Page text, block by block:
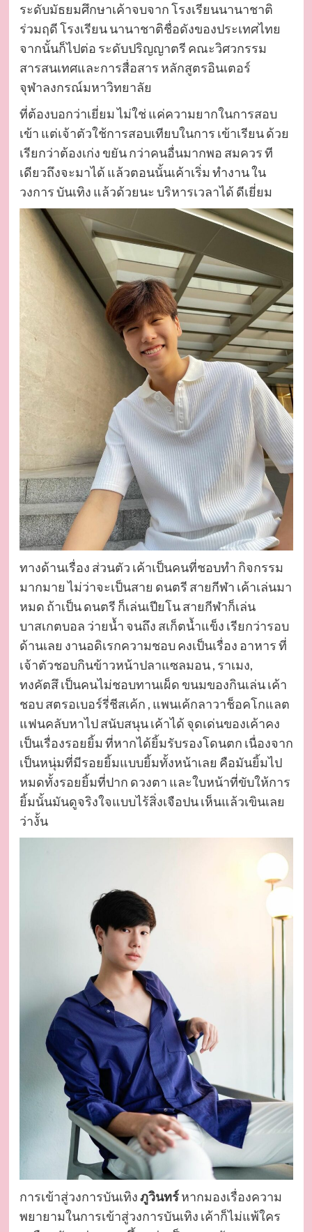
ระดับมัธยมศึกษาเค้าจบจาก โรงเรียนนานาชาติ
ร่วมฤดี โรงเรียน นานาชาติชื่อดังของประเทศไทย
จากนั้นก็ไปต่อ ระดับปริญญาตรี คณะวิศวกรรม
สารสนเทศและการสื่อสาร หลักสูตรอินเตอร์
จุฬาลงกรณ์มหาวิทยาลัย
ที่ต้องบอกว่าเยี่ยม ไม่ใช่ แค่ความยากในการสอบ
เข้า แต่เจ้าตัวใช้การสอบเทียบในการ เข้าเรียน ด้วย
เรียกว่าต้องเก่ง ขยัน กว่าคนอื่นมากพอ สมควร ที
เดียวถึงจะมาได้ แล้วตอนนั้นเค้าเริ่ม ทำงาน ใน
วงการ บันเทิง แล้วด้วยนะ บริหารเวลาได้ ดีเยี่ยม
ทางด้านเรื่อง ส่วนตัว เค้าเป็นคนที่ชอบทำ กิจกรรม
มากมาย ไม่ว่าจะเป็นสาย ดนตรี สายกีฬา เค้าเล่นมา
หมด ถ้าเป็น ดนตรี ก็เล่นเปียโน สายกีฬาก็เล่น
บาสเกตบอล ว่ายน้ำ จนถึง สเก็ตน้ำแข็ง เรียกว่ารอบ
ด้านเลย งานอดิเรกความชอบ คงเป็นเรื่อง อาหาร ที่
เจ้าตัวชอบกินข้าวหน้าปลาแซลมอน , ราเมง,
ทงคัตสึ เป็นคนไม่ชอบทานเผ็ด ขนมของกินเล่น เค้า
ชอบ สตรอเบอร์รี่ชีสเค้ก , แพนเค้กลาวาช็อคโกแลต
แฟนคลับหาไป สนับสนุน เค้าได้ จุดเด่นของเค้าคง
เป็นเรื่องรอยยิ้ม ที่หากได้ยิ้มรับรองโดนตก เนื่องจาก
เป็นหนุ่มที่มีรอยยิ้มแบบยิ้มทั้งหน้าเลย คือมันยิ้มไป
หมดทั้งรอยยิ้มที่ปาก ดวงตา และใบหน้าที่ขับให้การ
ยิ้มนั้นมันดูจริงใจแบบไร้สิ่งเจือปน เห็นแล้วเขินเลย
ว่างั้น
การเข้าสู่วงการบันเทิงภูวินทร์หากมองเรื่องความ
พยายามในการเข้าสู่วงการบันเทิง เค้าก็ไม่แพ้ใคร